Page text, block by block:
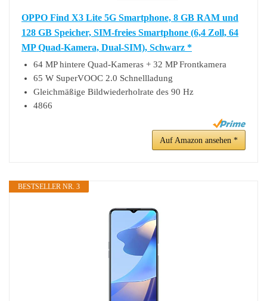
OPPO Find X3 Lite 5G Smartphone, 8 GB RAM und
128 GB Speicher, SIM-freies Smartphone (6,4 Zoll, 64
MP Quad-Kamera, Dual-SIM), Schwarz *
64 MP hintere Quad-Kameras + 32 MP Frontkamera
65 W SuperVOOC 2.0 Schnellladung
Gleichmäßige Bildwiederholrate des 90 Hz
4866
Auf Amazon ansehen *
BESTSELLER NR. 3